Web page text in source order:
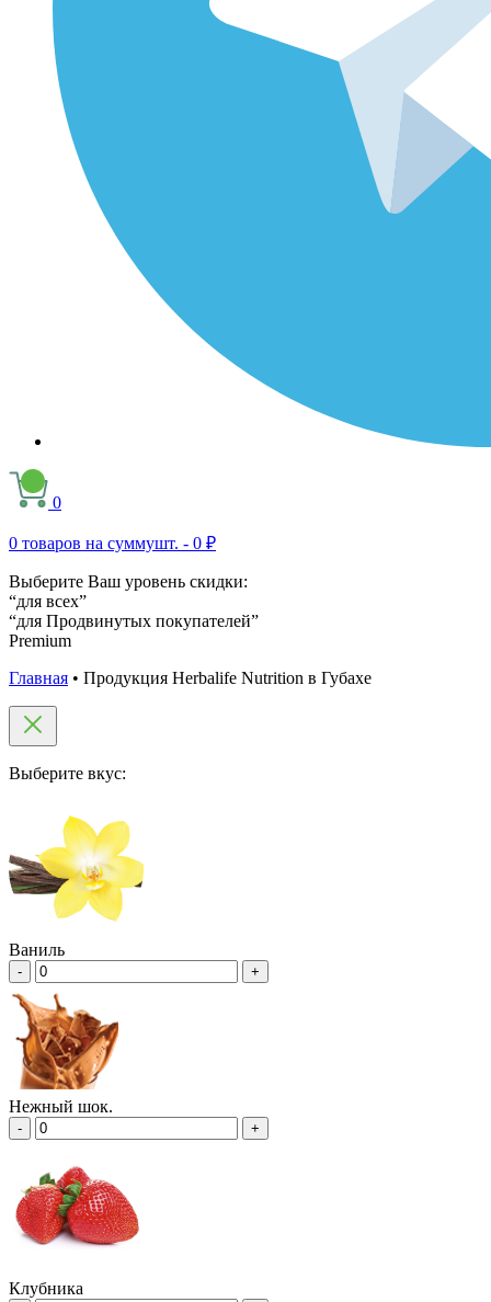
0
0 товаров на суммушт. - 0 ₽
Выберите Ваш уровень скидки:
“для всех”
“для Продвинутых покупателей”
Premium
Главная • Продукция Herbalife Nutrition в Губахе
Выберите вкус:
Ваниль
- +
Нежный шок.
- +
Клубника